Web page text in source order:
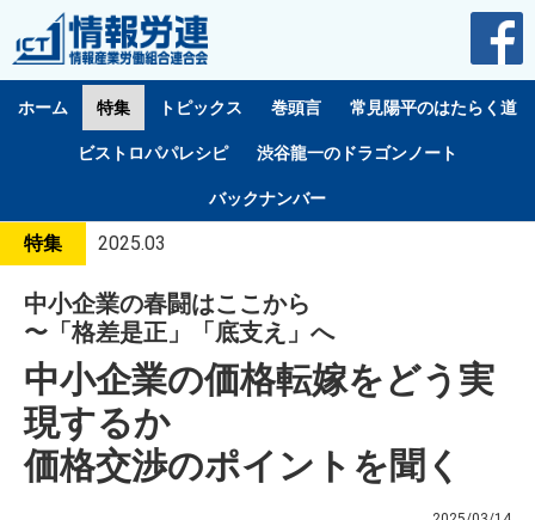
ホーム 特集 トピックス 巻頭言 常見陽平のはたらく道
ビストロパパレシピ 渋谷龍一のドラゴンノート
バックナンバー
特集 2025.03
中小企業の春闘はここから
〜「格差是正」「底支え」へ
中小企業の価格転嫁をどう実
現するか
価格交渉のポイントを聞く